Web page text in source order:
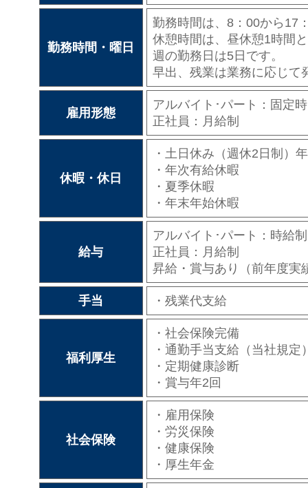
勤務時間・曜日
勤務時間は、8：00から17
休憩時間は、昼休憩1時間
週の勤務日は5日です。
早出、残業は業務に応じて
雇用形態
アルバイト･パート：固定
正社員：月給制
休暇・休日
・土日休み（週休2日制）
・年次有給休暇
・夏季休暇
・年末年始休暇
給与
アルバイト･パート：時給制
正社員：月給制
昇給・賞与あり（前年度実
手当 ・残業代支給
福利厚生
・社会保険完備
・通勤手当支給（当社規定
・定期健康診断
・賞与年2回
社会保険
・雇用保険
・労災保険
・健康保険
・厚生年金